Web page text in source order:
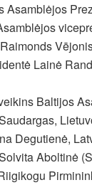
Asamblėjos
Lainė
Baltijos
Degutienė,
Aboltinė